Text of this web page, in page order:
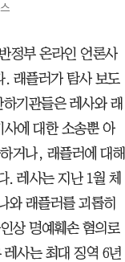
정부 온라인 언론사
. 래플러가 탐사 보도
기관들은 레사와 래
에 대한 소송뿐 아
거나, 래플러에 대해
. 레사는 지난 1월 체
와 래플러를 괴롭히
상 명예훼손 혐의로
사는 최대 징역 6년